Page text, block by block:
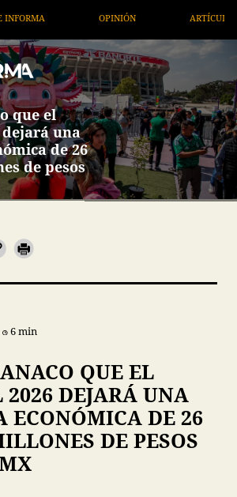
OPINIÓN ARTÍCULOS
que el
una
de 26
de pesos
6 min
QUE EL
DEJARÁ UNA
ECONÓMICA DE 26
DE PESOS